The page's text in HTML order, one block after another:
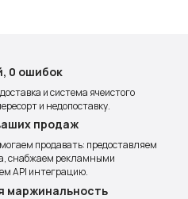
0 ошибок
и система ячеистого
и недопоставку.
продаж
продавать: предоставляем
снабжаем рекламными
API интеграцию.
маржинальность